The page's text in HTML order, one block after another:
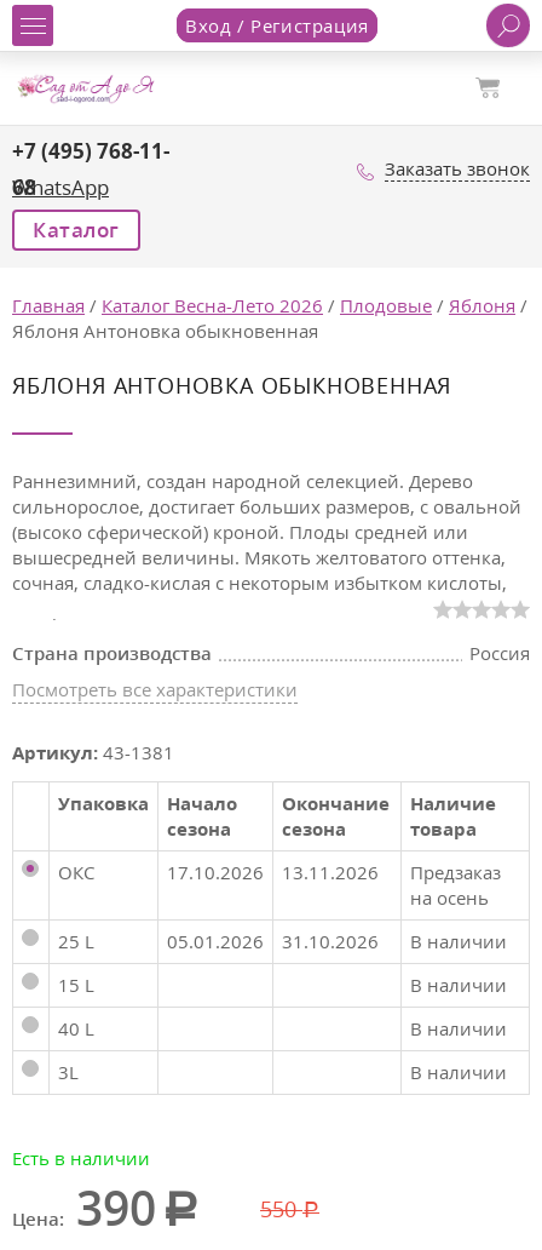
Вход / Регистрация
+7 (495) 768-11-
68
WhatsApp
Заказать звонок
Каталог
Главная / Каталог Весна-Лето 2026 / Плодовые / Яблоня /
Яблоня Антоновка обыкновенная
ЯБЛОНЯ АНТОНОВКА ОБЫКНОВЕННАЯ
Раннезимний, создан народной селекцией. Дерево
сильнорослое, достигает больших размеров, с овальной
(высоко сферической) кроной. Плоды средней или
вышесредней величины. Мякоть желтоватого оттенка,
сочная, сладко-кислая с некоторым избытком кислоты,
Страна производства
Россия
Посмотреть все характеристики
Артикул: 43-1381
Упаковка
Начало
сезона
Окончание
сезона
Наличие
товара
ОКС
17.10.2026 13.11.2026
Предзаказ
на осень
25 L
05.01.2026 31.10.2026
В наличии
15 L
В наличии
40 L
В наличии
3L
В наличии
Есть в наличии
Цена: 390 550